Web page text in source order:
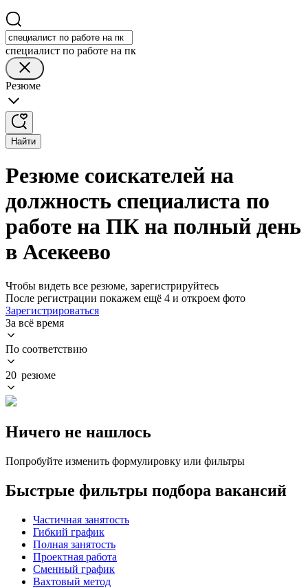
специалист по работе на пк
Резюме
Найти
Резюме соискателей на
должность специалиста по
работе на ПК на полный день
в Асекеево
Чтобы видеть все резюме, зарегистрируйтесь
После регистрации покажем ещё 4 и откроем фото
Зарегистрироваться
За всё время
По соответствию
20 резюме
Ничего не нашлось
Попробуйте изменить формулировку или фильтры
Быстрые фильтры подбора вакансий
Частичная занятость
Гибкий график
Полная занятость
Проектная работа
Сменный график
Вахтовый метод